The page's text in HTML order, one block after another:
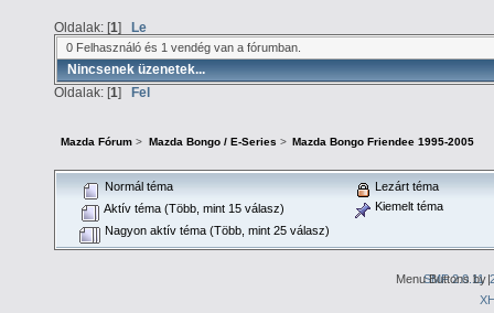
Oldalak: [1] Le
0 Felhasználó és 1 vendég van a fórumban.
Nincsenek üzenetek...
Oldalak: [1] Fel
Mazda Fórum > Mazda Bongo / E-Series > Mazda Bongo Friendee 1995-2005
Normál téma
Aktív téma (Több, mint 15 válasz)
Nagyon aktív téma (Több, mint 25 válasz)
Lezárt téma
Kiemelt téma
SMF 2.0.11|
Menu Buttons by